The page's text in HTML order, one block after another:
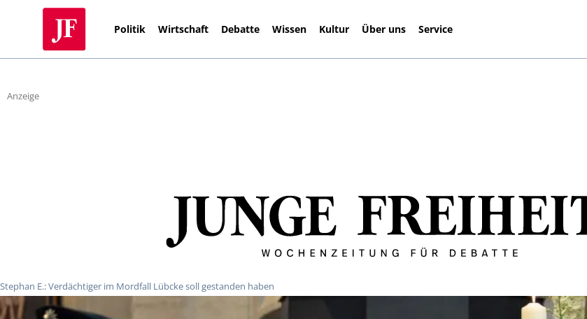
Politik Wirtschaft Debatte Wissen Kultur Über uns Service
Anzeige
Stephan E.: Verdächtiger im Mordfall Lübcke soll gestanden haben